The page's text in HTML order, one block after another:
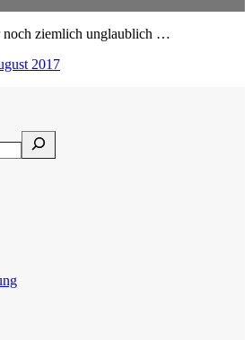
noch ziemlich unglaublich …
2017